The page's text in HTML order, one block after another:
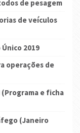
de pesagem
de veículos
2019
operações de
(Programa e ficha
(Janeiro